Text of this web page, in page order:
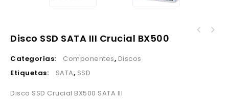
Disco SSD SATA III Crucial BX500
Categorías: Componentes, Discos
Etiquetas:
SATA, SSD
Disco SSD Crucial BX500 SATA III